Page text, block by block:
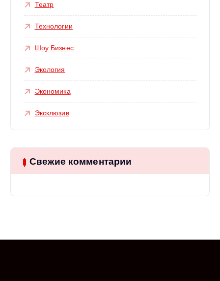
Театр
Технологии
Шоу Бизнес
Экология
Экономика
Эксклюзив
Свежие комментарии